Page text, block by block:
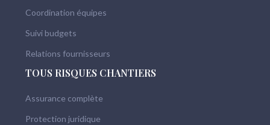
Coordination équipes
Suivi budgets
Relations fournisseurs
TOUS RISQUES CHANTIERS
Assurance complète
Protection juridique